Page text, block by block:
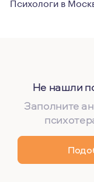
Не нашли
Заполните